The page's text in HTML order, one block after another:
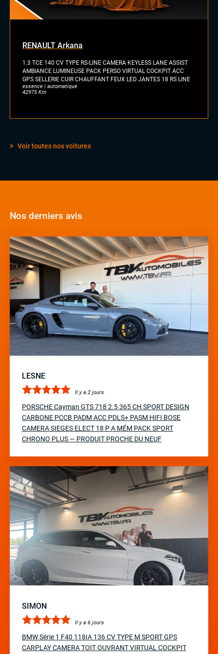
RENAULT Arkana
1.3 TCE 140 CV TYPE RS-LINE CAMERA KEYLESS LANE ASSIST
AMBIANCE LUMINEUSE PACK PERSO VIRTUAL COCKPIT ACC
GPS SELLERIE CUIR CHAUFFANT FEUX LED JANTES 18 RS LINE
essence | automatique
42975 Km
Voir toutes nos voitures
Nos derniers avis
LESNE
Il y a 2 jours
PORSCHE Cayman GTS 718 2.5 365 CH SPORT DESIGN
CARBONE PCCB PADM ACC PDLS+ PASM HIFI BOSE
CAMERA SIEGES ELECT 18 P A MÉM PACK SPORT
CHRONO PLUS — PRODUIT PROCHE DU NEUF
SIMON
Il y a 6 jours
BMW Série 1 F40 118IA 136 CV TYPE M SPORT GPS
CARPLAY CAMERA TOIT OUVRANT VIRTUAL COCKPIT